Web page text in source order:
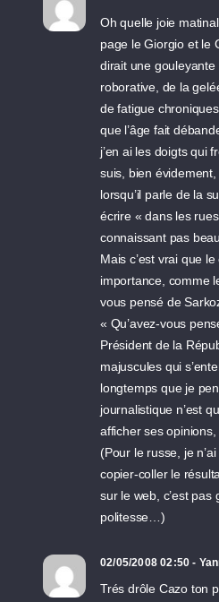
Oh quelle joie
page le Giorgio et le
dirait une
roborative, de la
de fatigue
que l’âge fait
j’en ai les doigts qui
suis, bien évidement,
lorsqu’il parle de la
écrire « dans les
connaissant pas
Mais c’est vrai que
importance, comme
vous pensé de
« Qu’avez-vous
Président de la
majuscules qui
longtemps que je
journalistique n’est
afficher ses
(Pour le russe, je
copier-coller le
sur le web, c’est pas
politesse…)
02/05/2008 02:50 -
Trés drôle Cazo ton